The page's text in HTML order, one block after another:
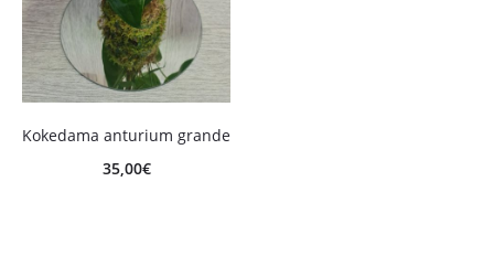
Kokedama anturium grande
35,00€